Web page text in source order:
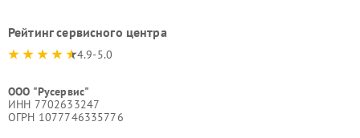
Рейтинг сервисного центра
4.9-5.0
ООО "Русервис"
ИНН 7702633247
ОГРН 1077746335776